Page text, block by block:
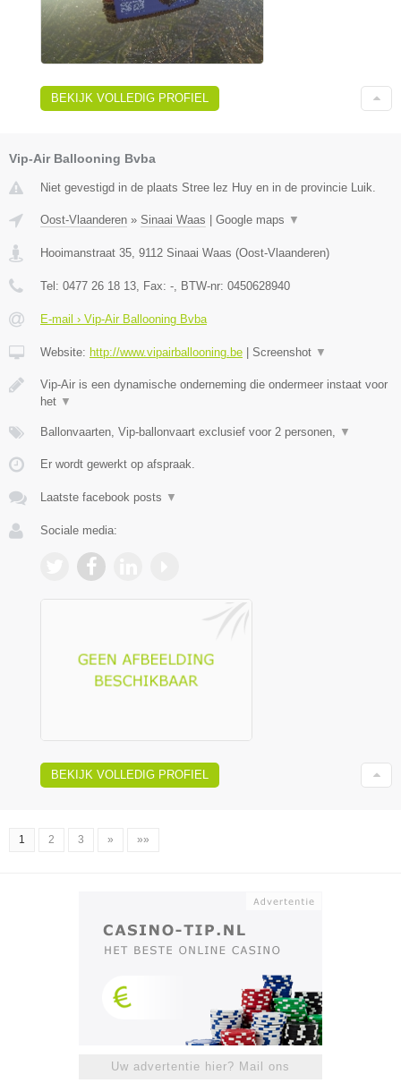
BEKIJK VOLLEDIG PROFIEL
Vip-Air Ballooning Bvba
Niet gevestigd in de plaats Stree lez Huy en in de provincie Luik.
Oost-Vlaanderen » Sinaai Waas Google maps ▼
Hooimanstraat 35, 9112 Sinaai Waas (Oost-Vlaanderen)
Tel: 0477 26 18 13, Fax: -, BTW-nr: 0450628940
E-mail › Vip-Air Ballooning Bvba
Website: http://www.vipairballooning.be Screenshot ▼
Vip-Air is een dynamische onderneming die ondermeer instaat voor
het ▼
Ballonvaarten, Vip-ballonvaart exclusief voor 2 personen, ▼
Er wordt gewerkt op afspraak.
Laatste facebook posts ▼
Sociale media:
BEKIJK VOLLEDIG PROFIEL
1 2 3 » »»
Uw advertentie hier? Mail ons